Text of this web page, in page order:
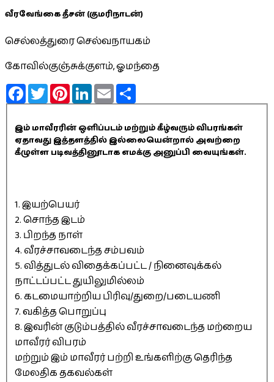
வீரவேங்கை தீசன் (குமரிநாடன்)
செல்லத்துரை செல்வநாயகம்
கோவில்குஞ்சுக்குளம், ஓமந்தை
FacebookTwitterPinterestLinkedInEmail
இம் மாவீரரின் ஒளிப்படம் மற்றும் கீழ்வரும் விபரங்கள்
ஏதாவது இத்தளத்தில் இல்லையென்றால் அவற்றை
கீழுள்ள படிவத்தினூடாக எமக்கு அனுப்பி வையுங்கள்.
1. இயற்பெயர்
2. சொந்த இடம்
3. பிறந்த நாள்
4. வீரச்சாவடைந்த சம்பவம்
5. வித்துடல் விதைக்கப்பட்ட / நினைவுக்கல்
நாட்டப்பட்ட துயிலுமில்லம்
6. கடமையாற்றிய பிரிவு/துறை/படையணி
7. வகித்த பொறுப்பு
8. இவரின் குடும்பத்தில் வீரச்சாவடைந்த மற்றைய
மாவீரர் விபரம்
மற்றும் இம் மாவீரர் பற்றி உங்களிற்கு தெரிந்த
மேலதிக தகவல்கள்